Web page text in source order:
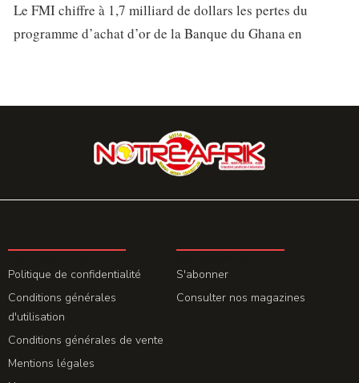
Le FMI chiffre à 1,7 milliard de dollars les pertes du
programme d’achat d’or de la Banque du Ghana en
Politique de confidentialité
Conditions générales
d'utilisation
Conditions générales de vente
Mentions légales
S'abonner
Consulter nos magazines